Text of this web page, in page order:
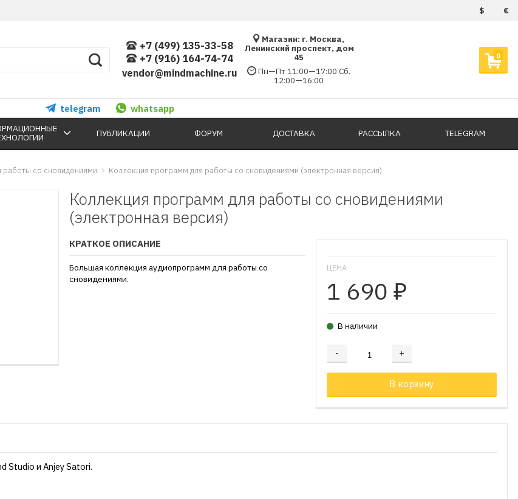
$ €
+7 (499) 135-33-58
+7 (916) 164-74-74
vendor@mindmachine.ru
Магазин: г. Москва,
Ленинский проспект, дом
45
Пн—Пт 11:00—17:00 Сб.
12:00—16:00
0
telegram whatsapp
ПУБЛИКАЦИИ ФОРУМ ДОСТАВКА РАССЫЛКА TELEGRAM
со сновидениями Коллекция программ для работы со сновидениями (электронная версия)
Коллекция программ для работы со сновидениями
(электронная версия)
ЦЕНА
1 690 ₽
В наличии
- +
Добавляется...
В корзину
Добавлен
КРАТКОЕ ОПИСАНИЕ
Большая коллекция аудиопрограмм для работы со
сновидениями.
Studio и Anjey Satori.